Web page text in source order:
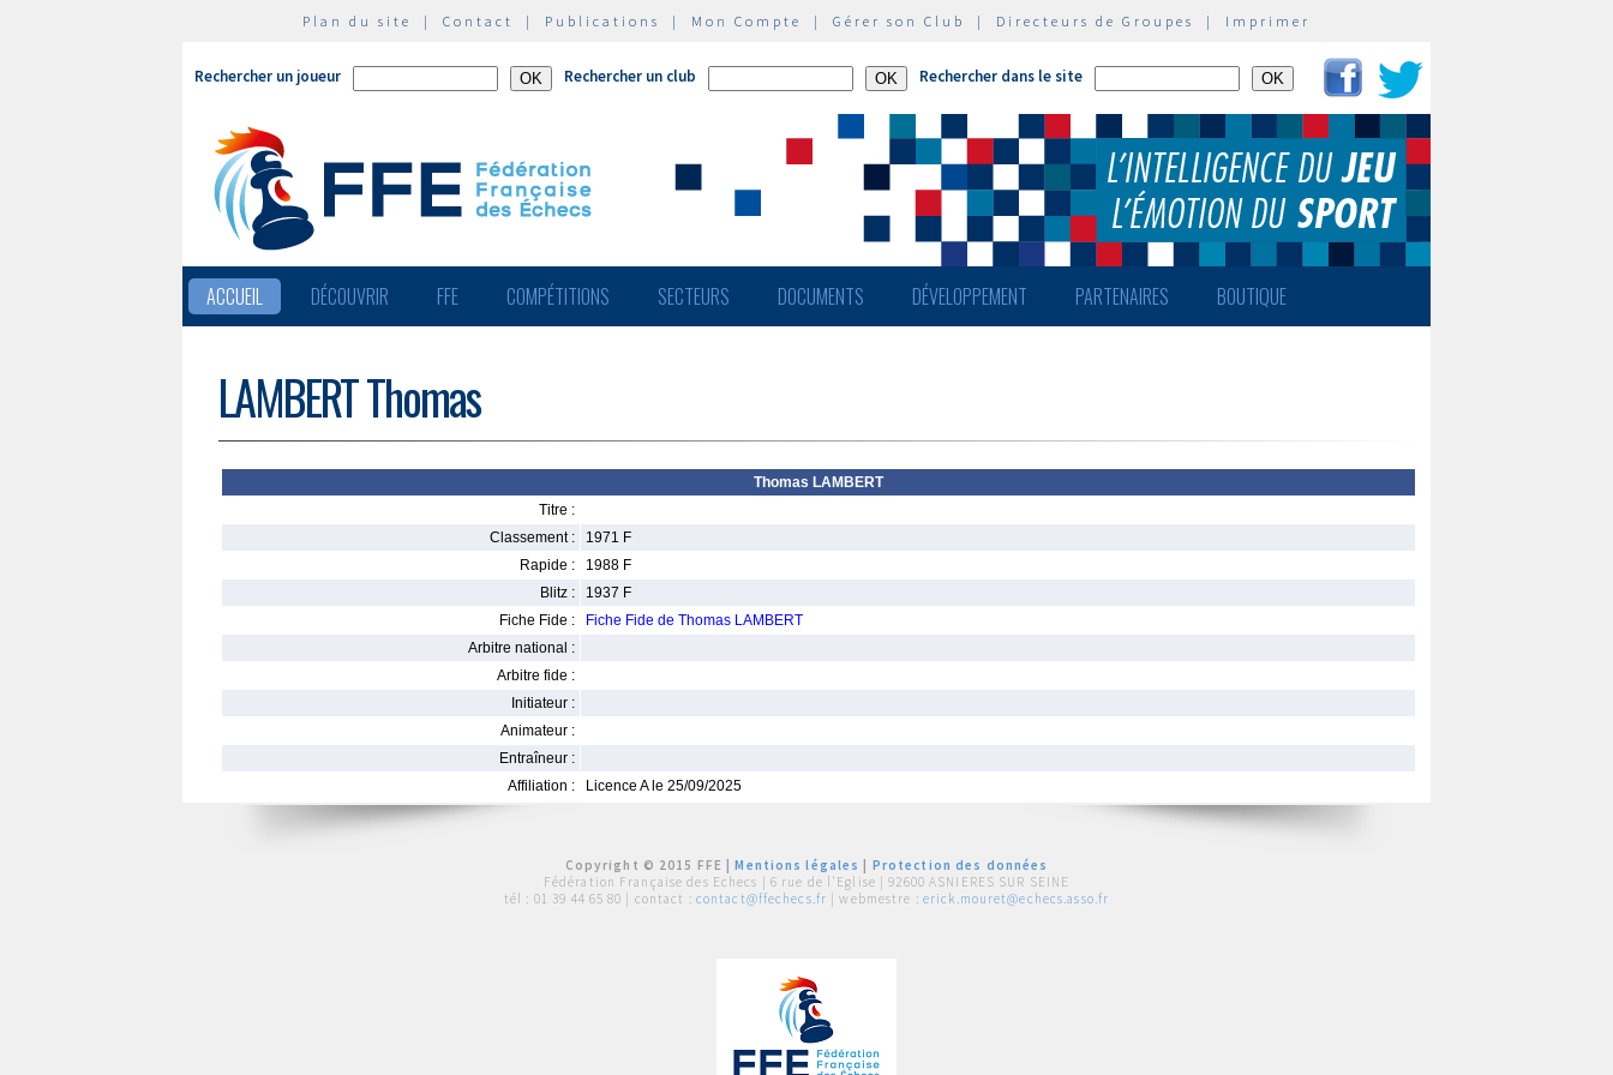
Plan du site | Contact | Publications | Mon Compte | Gérer son Club | Directeurs de Groupes | Imprimer
Rechercher un joueur Rechercher un club Rechercher dans le site
ACCUEIL DÉCOUVRIR FFE COMPÉTITIONS SECTEURS DOCUMENTS DÉVELOPPEMENT PARTENAIRES BOUTIQUE
LAMBERT Thomas
Thomas LAMBERT
Titre :
Classement :
1971 F
Rapide :
1988 F
Blitz :
1937 F
Fiche Fide :
Fiche Fide de Thomas LAMBERT
Arbitre national :
Arbitre fide :
Initiateur :
Animateur :
Entraîneur :
Affiliation :
Licence A le 25/09/2025
Copyright © 2015 FFE |Mentions légales
Protection des données
Fédération Française des Echecs | 6 rue de l'Eglise | 92600 ASNIERES SUR SEINE
tél : 01 39 44 65 80 | contact : contact@ffechecs.fr | webmestre : erick.mouret@echecs.asso.fr